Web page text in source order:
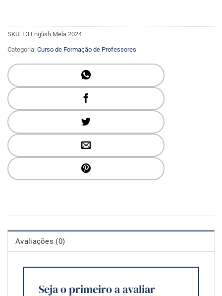
SKU: L3 English Mela 2024
Categoria: Curso de Formação de Professores
Avaliações (0)
Seja o primeiro a avaliar